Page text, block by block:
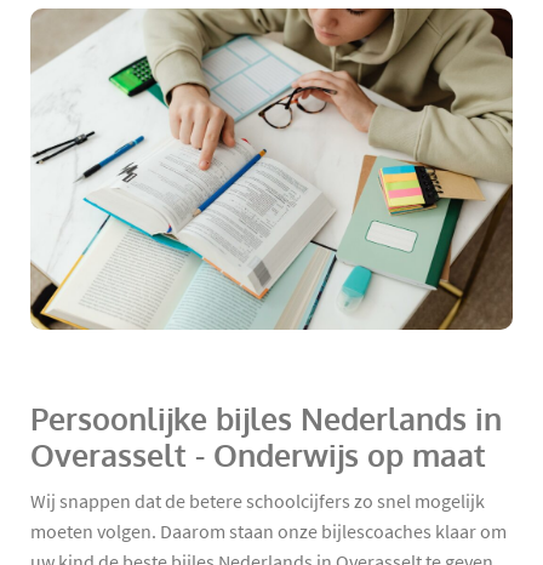
Persoonlijke bijles Nederlands in
Overasselt - Onderwijs op maat
Wij snappen dat de betere schoolcijfers zo snel mogelijk
moeten volgen. Daarom staan onze bijlescoaches klaar om